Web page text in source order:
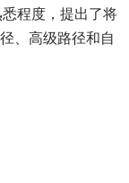
程度，提出了将
、高级路径和自